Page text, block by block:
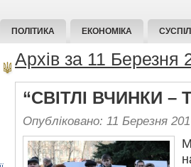
ПОЛІТИКА ЕКОНОМІКА
Архів за 11 Березня
“СВІТЛІ ВЧИНКИ –
Опубліковано: 11 Березня